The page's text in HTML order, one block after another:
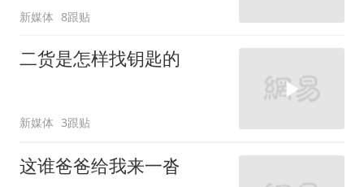
新媒体 8跟贴
二货是怎样找钥匙的
新媒体 3跟贴
这谁爸爸给我来一沓